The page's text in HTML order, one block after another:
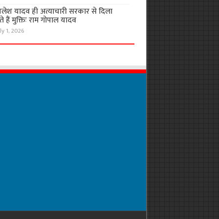
यादव ही अत्याचारी सरकार से दिला
मुक्तिः राम गोपाल यादव
1, 2026